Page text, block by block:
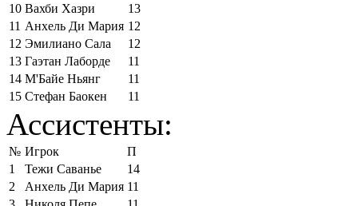
10 Вахби Хазри
13
11 Анхель Ди Мария 12
12 Эмилиано Сала
12
13 Гаэтан Лаборде
11
14 М'Байе Ньянг
11
15 Стефан Баокен 11
Ассистенты:
№ Игрок
П
1
Тежи Саванье
14
2
Анхель Ди Мария 11